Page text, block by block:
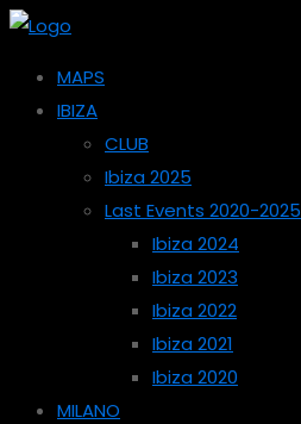
MAPS
IBIZA
CLUB
Ibiza 2025
Last Events 2020-2025
Ibiza 2024
Ibiza 2023
Ibiza 2022
Ibiza 2021
Ibiza 2020
MILANO